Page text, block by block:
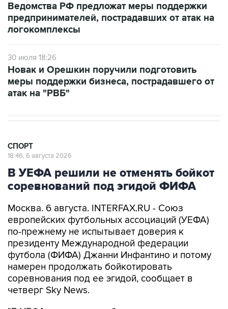
Ведомства РФ предложат меры поддержки
предпринимателей, пострадавших от атак на
логокомплексы
30 июля 18:26
Новак и Орешкин поручили подготовить
меры поддержки бизнеса, пострадавшего от
атак на "РВБ"
СПОРТ
18:46, 6 августа 2026
В УЕФА решили не отменять бойкот
соревнований под эгидой ФИФА
Москва. 6 августа. INTERFAX.RU - Союз
европейских футбольных ассоциаций (УЕФА)
по-прежнему не испытывает доверия к
президенту Международной федерации
футбола (ФИФА) Джанни Инфантино и потому
намерен продолжать бойкотировать
соревнования под ее эгидой, сообщает в
четверг Sky News.